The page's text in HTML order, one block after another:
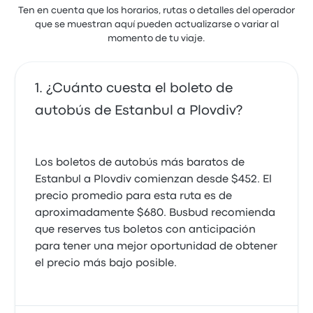
Ten en cuenta que los horarios, rutas o detalles del operador
que se muestran aquí pueden actualizarse o variar al
momento de tu viaje.
¿Cuánto cuesta el boleto de
autobús de Estanbul a Plovdiv?
Los boletos de autobús más baratos de
Estanbul a Plovdiv comienzan desde $452. El
precio promedio para esta ruta es de
aproximadamente $680. Busbud recomienda
que reserves tus boletos con anticipación
para tener una mejor oportunidad de obtener
el precio más bajo posible.